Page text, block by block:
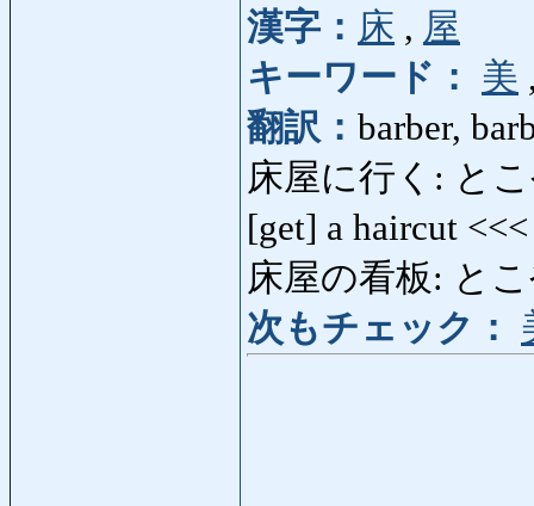
漢字： 床 , 屋
キーワード：
美
翻訳： barber,
床屋に行く: とこ
[get] a haircut
床屋の看板: と
次もチェック：